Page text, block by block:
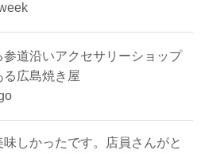
参道沿いアクセサリーショップ
る広島焼き屋
味しかったです。店員さんがと